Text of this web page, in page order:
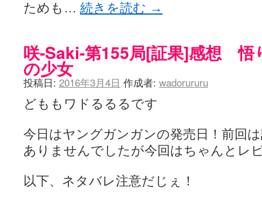
ためも… 続きを読む →
咲-Saki-第155局[証果]感想 悟
の少女
投稿日: 2016年3月4日 作成者: wadorururu
どももワドるるるです
今日はヤングガンガンの発売日！前回
ありませんでしたが今回はちゃんとレ
以下、ネタバレ注意だじぇ！